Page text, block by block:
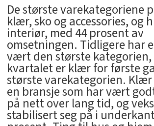
De største varekategoriene
klær, sko og accessories, og
interiør, med 44 prosent av
omsetningen. Tidligere har
vært den største
kvartalet er klær for første
største varekategorien. Klær
en bransje som har vært
på nett over lang tid, og
stabilisert seg på i